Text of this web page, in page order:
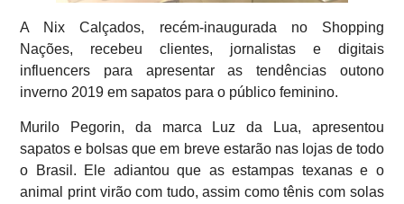
A Nix Calçados, recém-inaugurada no Shopping
Nações, recebeu clientes, jornalistas e digitais
influencers para apresentar as tendências outono
inverno 2019 em sapatos para o público feminino.
Murilo Pegorin, da marca Luz da Lua, apresentou
sapatos e bolsas que em breve estarão nas lojas de todo
o Brasil. Ele adiantou que as estampas texanas e o
animal print virão com tudo, assim como tênis com solas